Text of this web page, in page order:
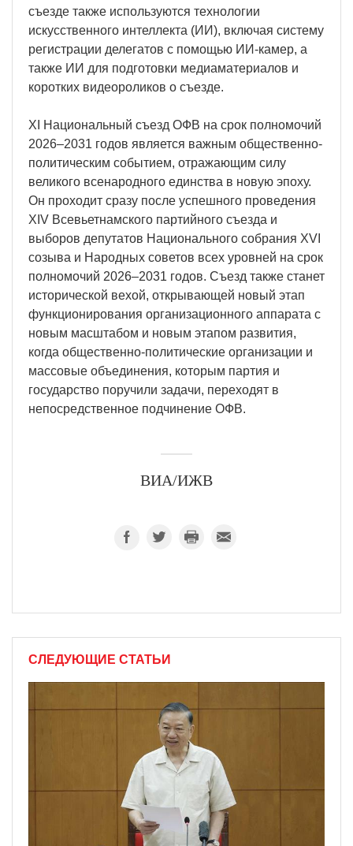
съезде также используются технологии
искусственного интеллекта (ИИ), включая систему
регистрации делегатов с помощью ИИ-камер, а
также ИИ для подготовки медиаматериалов и
коротких видеороликов о съезде.
XI Национальный съезд ОФВ на срок полномочий
2026–2031 годов является важным общественно-
политическим событием, отражающим силу
великого всенародного единства в новую эпоху.
Он проходит сразу после успешного проведения
XIV Всевьетнамского партийного съезда и
выборов депутатов Национального собрания XVI
созыва и Народных советов всех уровней на срок
полномочий 2026–2031 годов. Съезд также станет
исторической вехой, открывающей новый этап
функционирования организационного аппарата с
новым масштабом и новым этапом развития,
когда общественно-политические организации и
массовые объединения, которым партия и
государство поручили задачи, переходят в
непосредственное подчинение ОФВ.
ВИА/ИЖВ
СЛЕДУЮЩИЕ СТАТЬИ